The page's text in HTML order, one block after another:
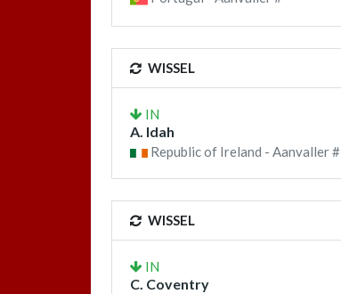
WISSEL
IN
A. Idah
Republic of Ireland - Aanvaller #
WISSEL
IN
C. Coventry